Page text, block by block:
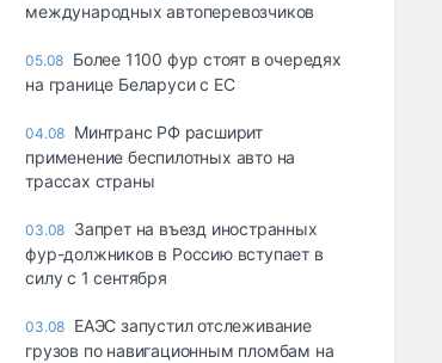
международных автоперевозчиков
05.08 Более 1100 фур стоят в очередях
на границе Беларуси с ЕС
04.08 Минтранс РФ расширит
применение беспилотных авто на
трассах страны
03.08 Запрет на въезд иностранных
фур-должников в Россию вступает в
силу с 1 сентября
03.08 ЕАЭС запустил отслеживание
грузов по навигационным пломбам на